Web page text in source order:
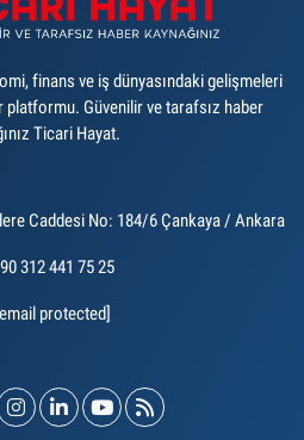
finans ve iş dünyasındaki gelişmeleri
platformu. Güvenilir ve tarafsız haber
Ticari Hayat.
Caddesi No: 184/6 Çankaya / Ankara
312 441 75 25
protected]